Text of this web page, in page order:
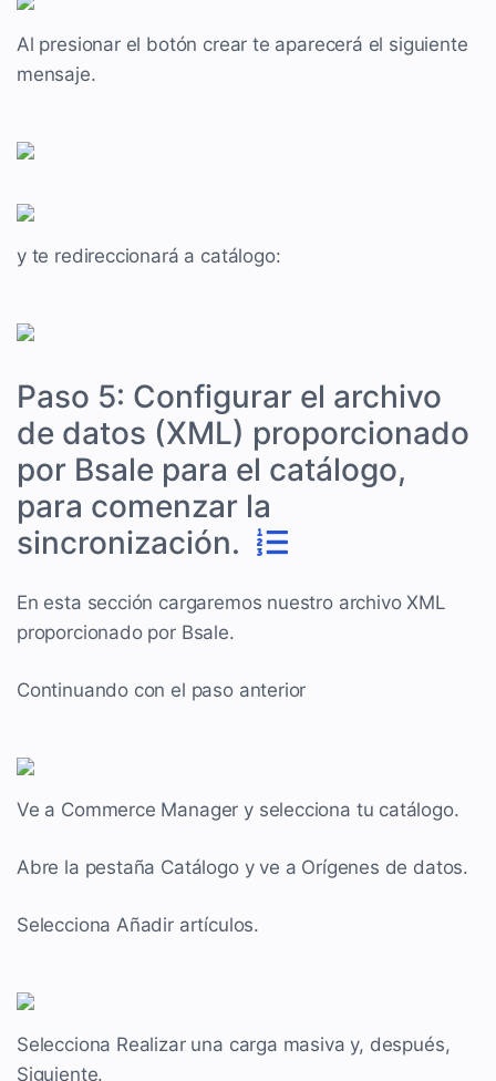
Al presionar el botón crear te aparecerá el siguiente
mensaje.
y te redireccionará a catálogo:
Paso 5: Configurar el archivo
de datos (XML) proporcionado
por Bsale para el catálogo,
para comenzar la
sincronización.
En esta sección cargaremos nuestro archivo XML
proporcionado por Bsale.
Continuando con el paso anterior
Ve a Commerce Manager y selecciona tu catálogo.
Abre la pestaña Catálogo y ve a Orígenes de datos.
Selecciona Añadir artículos.
Selecciona Realizar una carga masiva y, después,
Siguiente.